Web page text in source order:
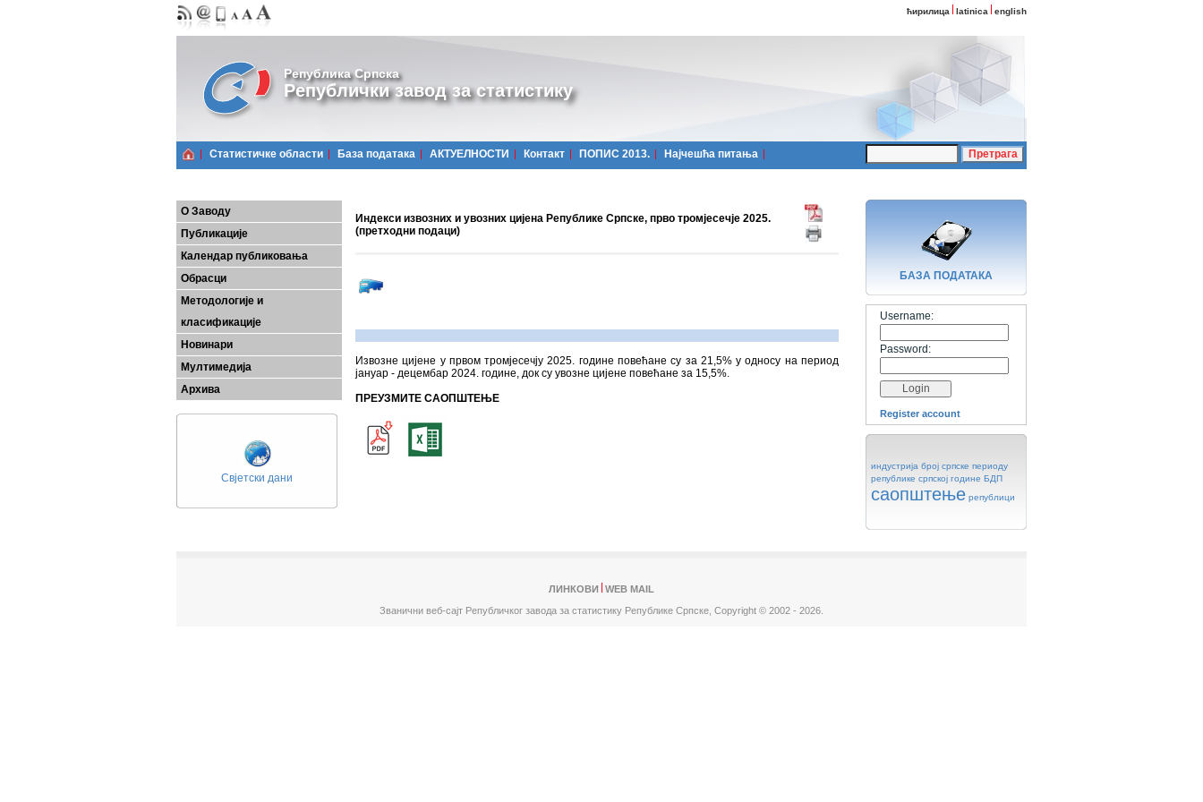
ћирилица latinica english
Република Српска
Републички завод за статистику
Статистичке области Базa података АКТУЕЛНОСТИ Контакт ПОПИС 2013. Најчешћa питања
О Заводу
Публикације
Календар публиковања
Обрасци
Методологије и
класификације
Новинари
Мултимедија
Архива
Свјетски дани
Индекси извозних и увозних цијена Републике Српске, прво тромјесечје 2025.
(претходни подаци)
Извозне цијене у првом тромјесечју 2025. године повећане су за 21,5% у односу на период
јануар - децембар 2024. године, док су увозне цијене повећане за 15,5%.
ПРЕУЗМИТЕ САОПШТЕЊЕ
БАЗA ПОДАТАКА
Username:
Password:
Register account
индустрија број српске периоду
републике српској године БДП
саопштење републици
ЛИНКОВИ
WEB MAIL
Званични веб-сајт Републичког завода за статистику Републике Српске, Copyright © 2002 - 2026.